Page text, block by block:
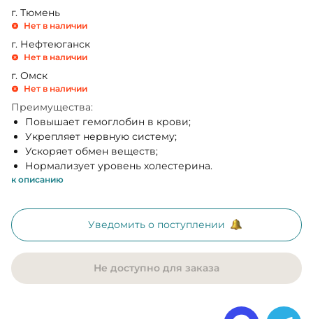
г. Тюмень
Нет в наличии
г. Нефтеюганск
Нет в наличии
г. Омск
Нет в наличии
Преимущества:
Повышает гемоглобин в крови;
Укрепляет нервную систему;
Ускоряет обмен веществ;
Нормализует уровень холестерина.
к описанию
Уведомить о поступлении
Не доступно для заказа